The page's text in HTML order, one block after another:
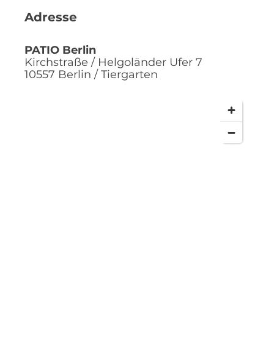
Adresse
PATIO Berlin
Kirchstraße / Helgoländer Ufer 7
10557 Berlin / Tiergarten